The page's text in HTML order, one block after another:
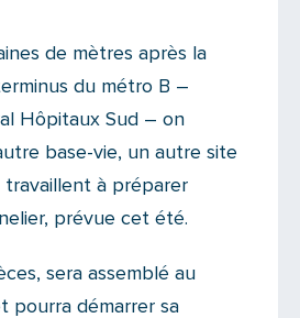
de mètres après la
du métro B –
Hôpitaux Sud – on
base-vie, un autre site
travaillent à préparer
prévue cet été.
sera assemblé au
pourra démarrer sa